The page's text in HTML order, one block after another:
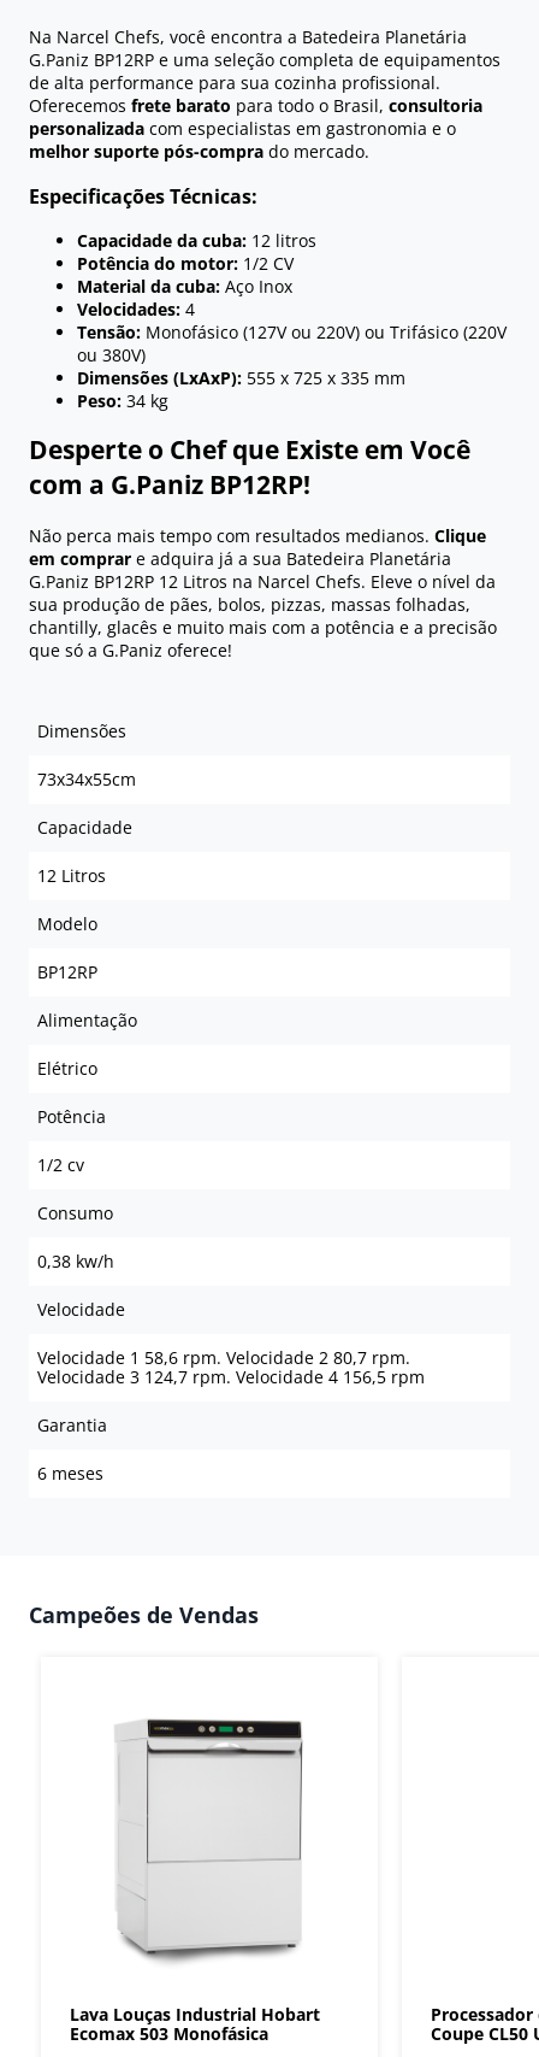
Na Narcel Chefs, você encontra a Batedeira Planetária
G.Paniz BP12RP e uma seleção completa de equipamentos
de alta performance para sua cozinha profissional.
Oferecemos frete barato para todo o Brasil, consultoria
personalizada com especialistas em gastronomia e o
melhor suporte pós-compra do mercado.
Especificações Técnicas:
Capacidade da cuba: 12 litros
Potência do motor: 1/2 CV
Material da cuba: Aço Inox
Velocidades: 4
Tensão: Monofásico (127V ou 220V) ou Trifásico (220V
ou 380V)
Dimensões (LxAxP): 555 x 725 x 335 mm
Peso: 34 kg
Desperte o Chef que Existe em Você
com a G.Paniz BP12RP!
Não perca mais tempo com resultados medianos. Clique
em comprar e adquira já a sua Batedeira Planetária
G.Paniz BP12RP 12 Litros na Narcel Chefs. Eleve o nível da
sua produção de pães, bolos, pizzas, massas folhadas,
chantilly, glacês e muito mais com a potência e a precisão
que só a G.Paniz oferece!
Dimensões
73x34x55cm
Capacidade
12 Litros
Modelo
BP12RP
Alimentação
Elétrico
Potência
1/2 cv
Consumo
0,38 kw/h
Velocidade
Velocidade 1 58,6 rpm. Velocidade 2 80,7 rpm.
Velocidade 3 124,7 rpm. Velocidade 4 156,5 rpm
Garantia
6 meses
Campeões de Vendas
Lava Louças Industrial Hobart
Ecomax 503 Monofásica
Coupe CL50